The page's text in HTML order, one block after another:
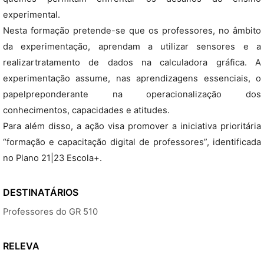
experimental.
Nesta formação pretende-se que os professores, no âmbito
da experimentação, aprendam a utilizar sensores e a
realizartratamento de dados na calculadora gráfica. A
experimentação assume, nas aprendizagens essenciais, o
papelpreponderante na operacionalização dos
conhecimentos, capacidades e atitudes.
Para além disso, a ação visa promover a iniciativa prioritária
“formação e capacitação digital de professores”, identificada
no Plano 21|23 Escola+.
DESTINATÁRIOS
Professores do GR 510
RELEVA